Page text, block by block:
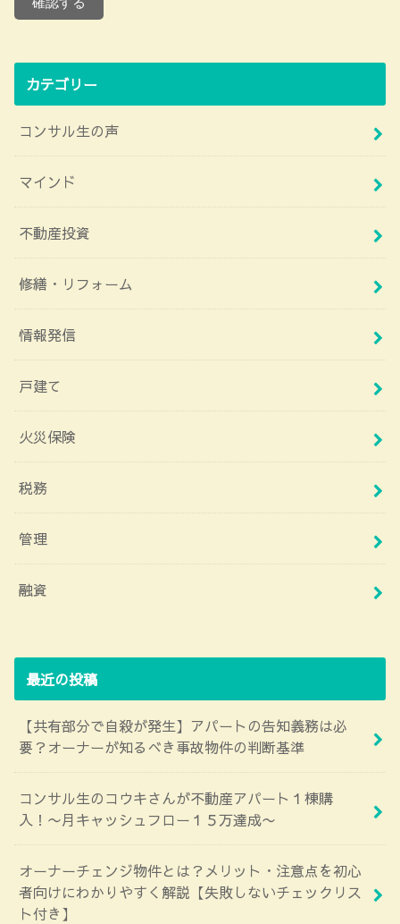
カテゴリー
コンサル生の声
マインド
不動産投資
修繕・リフォーム
情報発信
戸建て
火災保険
税務
管理
融資
最近の投稿
【共有部分で自殺が発生】アパートの告知義務は必
要？オーナーが知るべき事故物件の判断基準
コンサル生のコウキさんが不動産アパート１棟購
入！〜月キャッシュフロー１５万達成〜
オーナーチェンジ物件とは？メリット・注意点を初心
者向けにわかりやすく解説【失敗しないチェックリス
ト付き】